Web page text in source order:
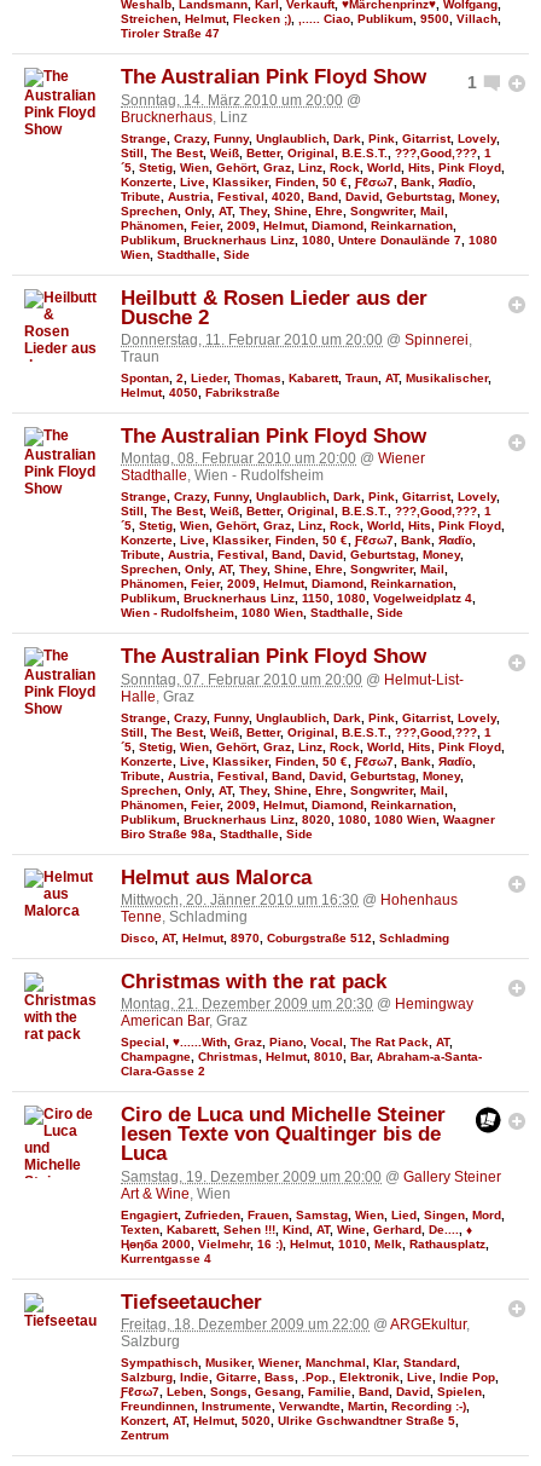
Weshalb, Landsmann, Karl , Verkauft, ♥Märchenprinz♥, Wolfgang,
Streichen, Helmut, Flecken ;), ,..... Ciao, Publikum, 9500, Villach,
Tiroler Straße 47
1
The Australian Pink Floyd Show
Sonntag, 14. März 2010 um 20:00 @
Brucknerhaus , Linz
Strange Crazy, Funny, Unglaublich Dark Pink Gitarrist, Lovely,
Still
The Best, Weiß Better, Original B.E.S.T. ???,Good,??? 1
´5 Stetig Wien Gehört, Graz Linz Rock World Hits Pink Floyd
Konzerte Live Klassiker, Finden 50 € Ƒℓσω7 Bank Яαdϊo
Tribute Austria Festival 4020 Band David Geburtstag Money,
Sprechen Only, AT, They, Shine Ehre Songwriter, Mail
Phänomen Feier, 2009 Helmut, Diamond Reinkarnation
Publikum Brucknerhaus Linz 1080 Untere Donaulände 7 1080
Wien Stadthalle Side
Heilbutt & Rosen Lieder aus der
Dusche 2
Donnerstag, 11. Februar 2010 um 20:00 @ Spinnerei,
Traun
Spontan 2 Lieder, Thomas Kabarett, Traun AT, Musikalischer,
Helmut, 4050 Fabrikstraße
The Australian Pink Floyd Show
Montag, 08. Februar 2010 um 20:00 @ Wiener
Stadthalle, Wien - Rudolfsheim
Strange, Crazy, Funny, Unglaublich, Dark, Pink, Gitarrist, Lovely,
Still, The Best, Weiß, Better, Original, B.E.S.T., ???,Good,???, 1
´5, Stetig, Wien, Gehört, Graz, Linz, Rock, World, Hits, Pink Floyd,
Konzerte, Live, Klassiker, Finden, 50 €, Ƒℓσω7, Bank, Яαdϊo,
Tribute, Austria, Festival, Band, David, Geburtstag, Money,
Sprechen, Only, AT, They, Shine, Ehre, Songwriter, Mail,
Phänomen, Feier, 2009, Helmut, Diamond, Reinkarnation,
Publikum, Brucknerhaus Linz, 1150, 1080, Vogelweidplatz 4,
Wien - Rudolfsheim, 1080 Wien, Stadthalle, Side
The Australian Pink Floyd Show
Sonntag, 07. Februar 2010 um 20:00 @ Helmut-List-
Halle , Graz
Strange Crazy, Funny, Unglaublich Dark Pink Gitarrist, Lovely,
Still
The Best, Weiß Better, Original B.E.S.T. ???,Good,??? 1
´5 Stetig Wien Gehört, Graz Linz Rock World Hits Pink Floyd
Konzerte Live Klassiker, Finden 50 € Ƒℓσω7 Bank Яαdϊo
Tribute Austria Festival Band David Geburtstag Money,
Sprechen Only, AT, They, Shine Ehre Songwriter, Mail
Phänomen Feier, 2009 Helmut, Diamond Reinkarnation
Publikum Brucknerhaus Linz 8020 1080 1080 Wien Waagner
Biro Straße 98a
Stadthalle Side
Helmut aus Malorca
Mittwoch, 20. Jänner 2010 um 16:30 @ Hohenhaus
Tenne, Schladming
Disco AT, Helmut, 8970 Coburgstraße 512 Schladming
Christmas with the rat pack
Montag, 21. Dezember 2009 um 20:30 @ Hemingway
American Bar, Graz
Special , ♥......With, Graz, Piano, Vocal , The Rat Pack, AT,
Champagne, Christmas, Helmut, 8010, Bar, Abraham-a-Santa-
Clara-Gasse 2
Ciro de Luca und Michelle Steiner
lesen Texte von Qualtinger bis de
Luca
Samstag, 19. Dezember 2009 um 20:00 @ Gallery Steiner
Art & Wine , Wien
Engagiert, Zufrieden Frauen Samstag Wien Lied Singen Mord
Texten Kabarett, Sehen !!! Kind AT, Wine Gerhard De....
♦
Ңөηба 2000 Vielmehr, 16 :) Helmut, 1010 Melk Rathausplatz
Kurrentgasse 4
Tiefseetaucher
Freitag, 18. Dezember 2009 um 22:00 @ ARGEkultur,
Salzburg
Sympathisch Musiker, Wiener, Manchmal Klar, Standard
Salzburg Indie Gitarre Bass .Pop. Elektronik Live Indie Pop
Ƒℓσω7 Leben Songs Gesang Familie Band David Spielen
Freundinnen Instrumente Verwandte Martin Recording :-)
Konzert, AT, Helmut, 5020 Ulrike Gschwandtner Straße 5
Zentrum